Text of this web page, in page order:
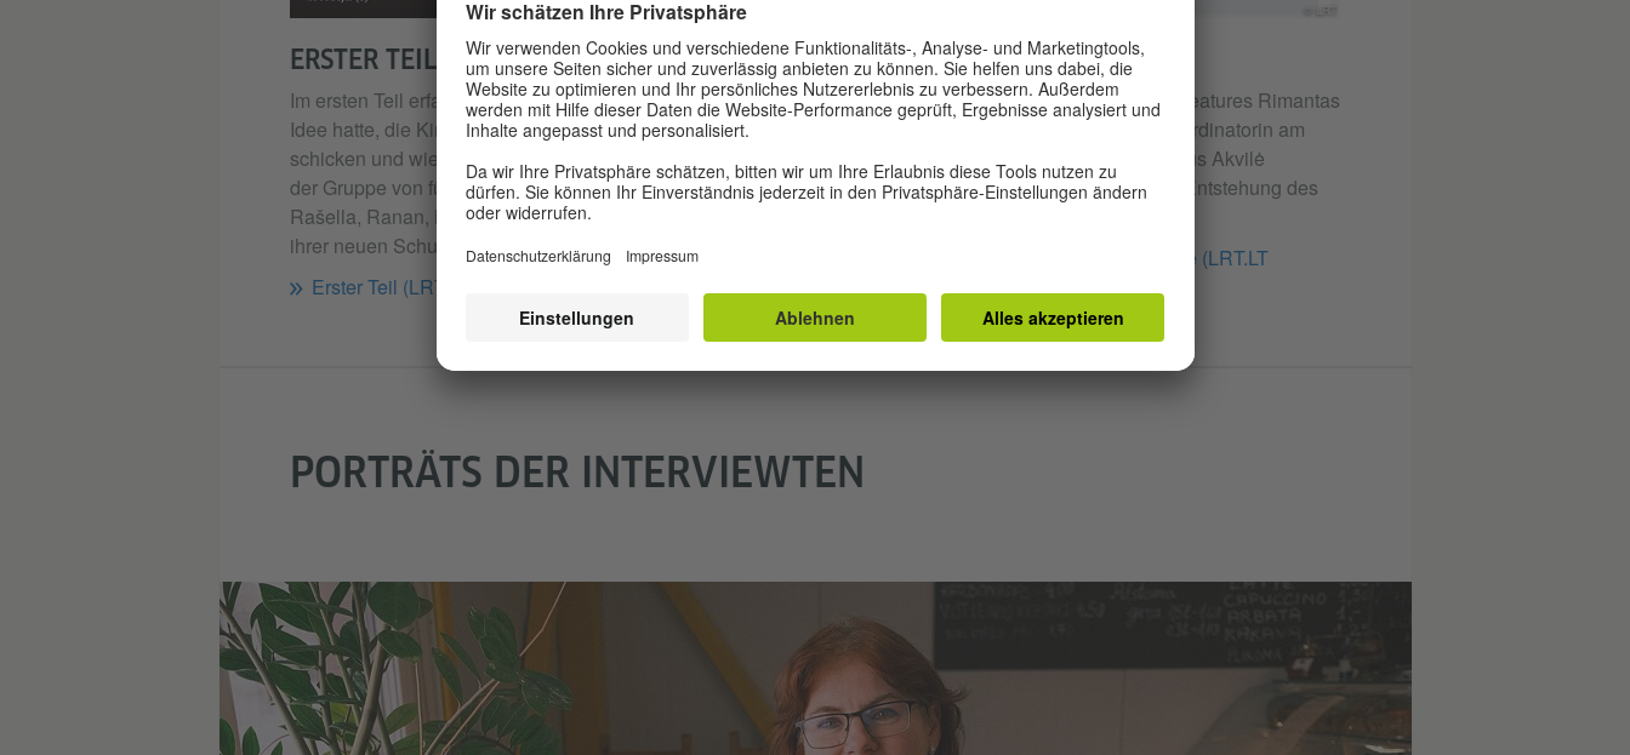
© LRT
ERSTER TEIL
Im ersten Teil erfahren wir, wer die
Idee hatte, die Kinder nach Israel zu
schicken und wie die ersten Eindrücke
der Gruppe von fünf Kindern – Judita,
Rašella, Ranan, Nira und Laurina – in
ihrer neuen Schule waren.
Erster Teil (LRT.LT Radioteka)
ZWEITER TEIL
Im zweiten Teil denken die fünf, die
sich bereits in Israel niedergelassen
haben, darüber nach, was die Zukunft
bringt und was sie in Litauen
Zweiter Teil (LRT.LT Radioteka)
© LRT
MAKING OFF
Mitautor des Radio-Features Rimantas
Kmita und Projektkoordinatorin am
Goethe-Instituts Vilnius Akvilė
Eglinskaitė über die Entstehung des
Zur Videoreportage (LRT.LT
Mediathek)
PORTRÄTS DER INTERVIEWTEN